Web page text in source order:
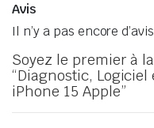
Avis
Il n’y a pas encore
Soyez le premier à
“Diagnostic,
iPhone 15 Apple”